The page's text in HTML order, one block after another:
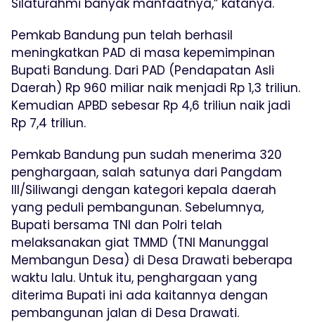
Pemkab Bandung pun telah berhasil
meningkatkan PAD di masa kepemimpinan
Bupati Bandung. Dari PAD (Pendapatan Asli
Daerah) Rp 960 miliar naik menjadi Rp 1,3 triliun.
Kemudian APBD sebesar Rp 4,6 triliun naik jadi
Rp 7,4 triliun.
Pemkab Bandung pun sudah menerima 320
penghargaan, salah satunya dari Pangdam
III/Siliwangi dengan kategori kepala daerah
yang peduli pembangunan. Sebelumnya,
Bupati bersama TNI dan Polri telah
melaksanakan giat TMMD (TNI Manunggal
Membangun Desa) di Desa Drawati beberapa
waktu lalu. Untuk itu, penghargaan yang
diterima Bupati ini ada kaitannya dengan
pembangunan jalan di Desa Drawati.